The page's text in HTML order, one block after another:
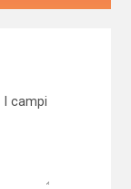
I campi